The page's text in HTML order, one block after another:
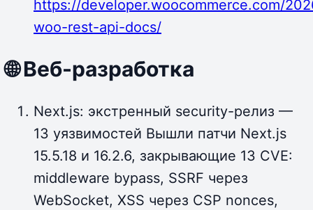
https://developer.woocommerce.com/
woo-rest-api-docs/
🌐 Веб-разработка
Next.js: экстренный security-релиз —
13 уязвимостей Вышли патчи Next.js
15.5.18 и 16.2.6, закрывающие 13 CVE:
middleware bypass, SSRF через
WebSocket, XSS через CSP nonces,